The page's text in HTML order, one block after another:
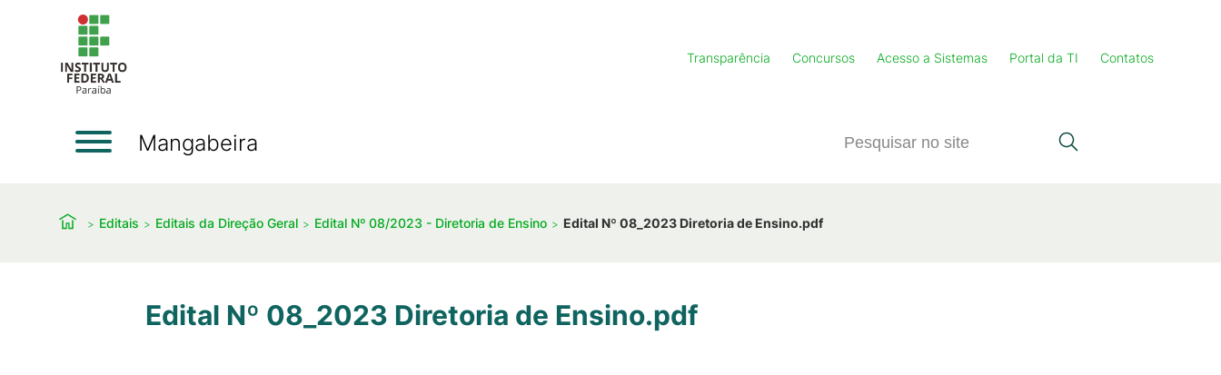
Transparência Concursos Acesso a Sistemas Portal da TI Contatos
Mangabeira
Editais Editais da Direção Geral Edital Nº 08/2023 - Diretoria de Ensino Edital Nº 08_2023 Diretoria de Ensino.pdf
Edital Nº 08_2023 Diretoria de Ensino.pdf